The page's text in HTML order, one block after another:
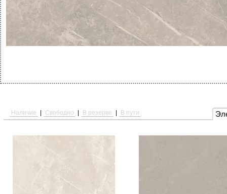
Наличие Свободно В резерве В пути